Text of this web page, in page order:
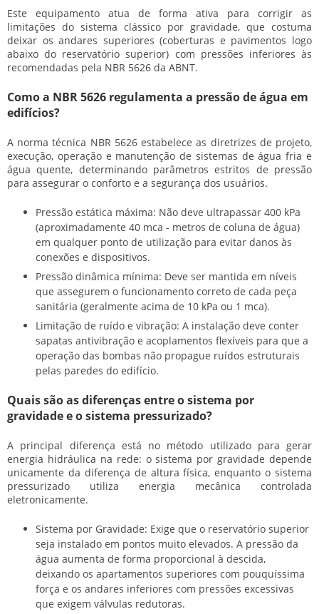
Este equipamento atua de forma ativa para corrigir as
limitações do sistema clássico por gravidade, que costuma
deixar os andares superiores (coberturas e pavimentos logo
abaixo do reservatório superior) com pressões inferiores às
recomendadas pela NBR 5626 da ABNT.
Como a NBR 5626 regulamenta a pressão de água em
edifícios?
A norma técnica NBR 5626 estabelece as diretrizes de projeto,
execução, operação e manutenção de sistemas de água fria e
água quente, determinando parâmetros estritos de pressão
para assegurar o conforto e a segurança dos usuários.
Pressão estática máxima: Não deve ultrapassar 400 kPa
(aproximadamente 40 mca - metros de coluna de água)
em qualquer ponto de utilização para evitar danos às
conexões e dispositivos.
Pressão dinâmica mínima: Deve ser mantida em níveis
que assegurem o funcionamento correto de cada peça
sanitária (geralmente acima de 10 kPa ou 1 mca).
Limitação de ruído e vibração: A instalação deve conter
sapatas antivibração e acoplamentos flexíveis para que a
operação das bombas não propague ruídos estruturais
pelas paredes do edifício.
Quais são as diferenças entre o sistema por
gravidade e o sistema pressurizado?
A principal diferença está no método utilizado para gerar
energia hidráulica na rede: o sistema por gravidade depende
unicamente da diferença de altura física, enquanto o sistema
pressurizado utiliza energia mecânica controlada
eletronicamente.
Sistema por Gravidade: Exige que o reservatório superior
seja instalado em pontos muito elevados. A pressão da
água aumenta de forma proporcional à descida,
deixando os apartamentos superiores com pouquíssima
força e os andares inferiores com pressões excessivas
que exigem válvulas redutoras.